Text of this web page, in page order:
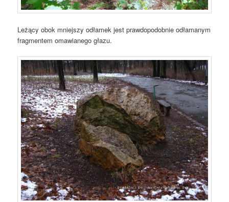
Leżący obok mniejszy odłamek jest prawdopodobnie odłamanym
fragmentem omawianego głazu.